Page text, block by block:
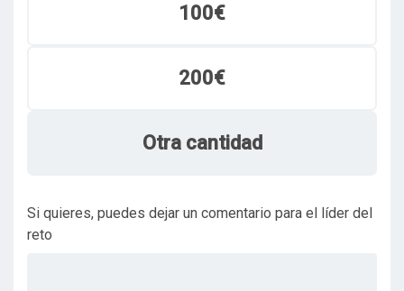
100€
200€
Otra cantidad
Si quieres, puedes dejar un comentario para el líder del
reto